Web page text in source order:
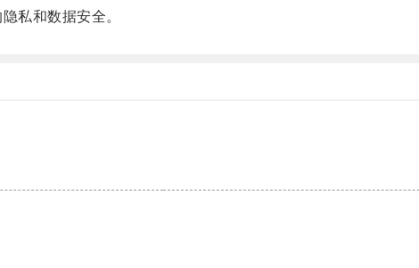
私和数据安全。